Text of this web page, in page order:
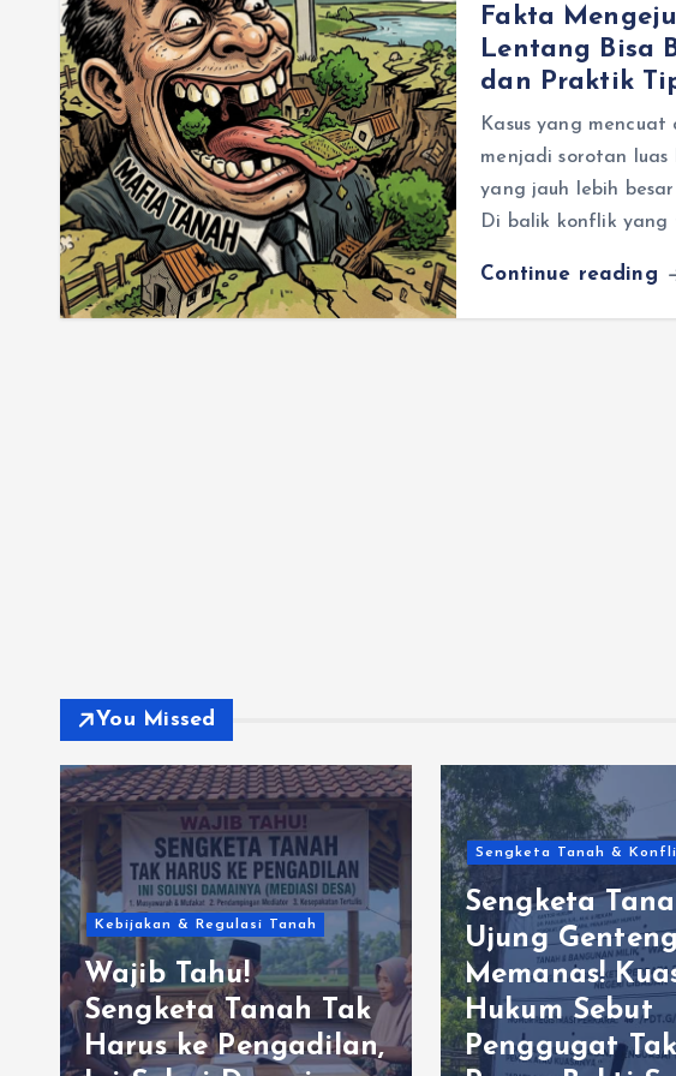
Fakta
Lentang Bisa
dan Praktik
Kasus yang
menjadi sorotan
yang jauh lebih
Di balik konflik
Continue reading
You Missed
Kebijakan & Regulasi Tanah
Wajib Tahu!
Sengketa Tanah Tak
Harus ke Pengadilan,
Sengketa Tanah &
Sengketa
Ujung
Memanas!
Hukum Sebut
Penggugat